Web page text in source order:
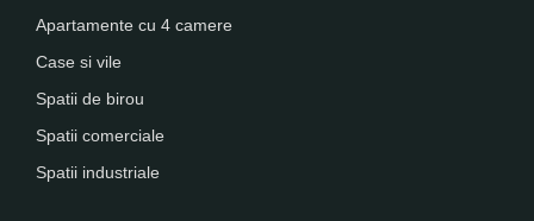
Apartamente cu 4 camere
Case si vile
Spatii de birou
Spatii comerciale
Spatii industriale